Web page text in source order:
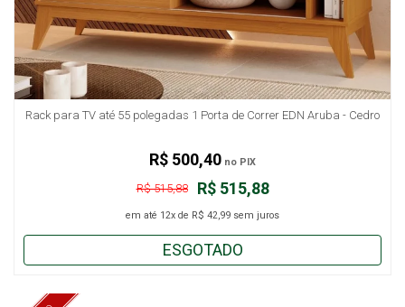
Rack para TV até 55 polegadas 1 Porta de Correr EDN Aruba - Cedro
R$ 515,88
R$ 515,88
em até 12x de R$ 42,99 sem juros
R$ 500,40 no PIX
ESGOTADO